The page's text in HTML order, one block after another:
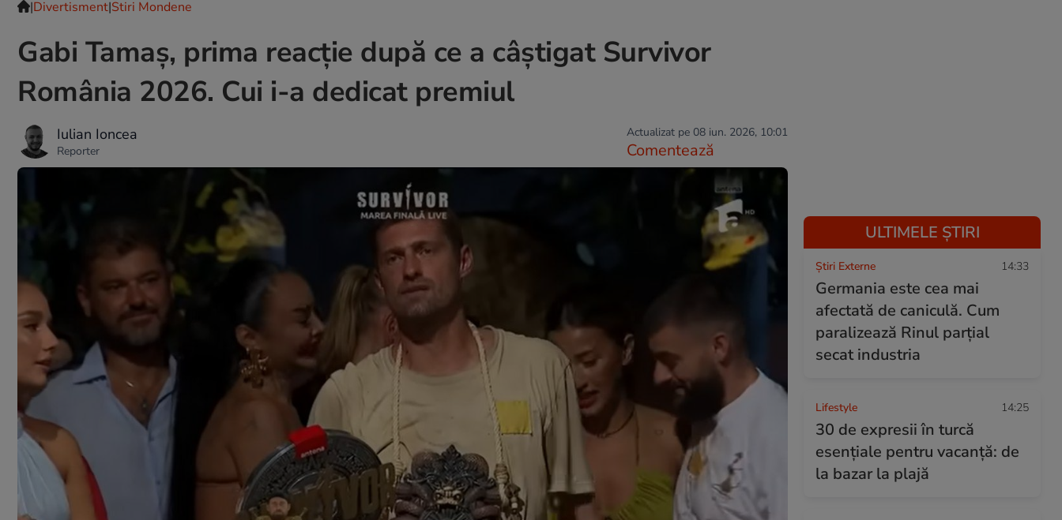
|Divertisment|Stiri Mondene
Gabi Tamaș, prima reacție după ce a câștigat Survivor
România 2026. Cui i-a dedicat premiul
Iulian Ioncea
Reporter
Actualizat pe 08 iun. 2026, 10:01
Comentează
ULTIMELE ȘTIRI
Știri Externe 14:33
Germania este cea mai
afectată de caniculă. Cum
paralizează Rinul parțial
secat industria
Lifestyle 14:25
30 de expresii în turcă
esențiale pentru vacanță: de
la bazar la plajă